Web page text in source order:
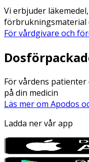
Vi erbjuder
förbrukningsmaterial
För vårdgivare och
För vårdens
på din medicin
Läs mer om Apodos
Ladda ner vår app